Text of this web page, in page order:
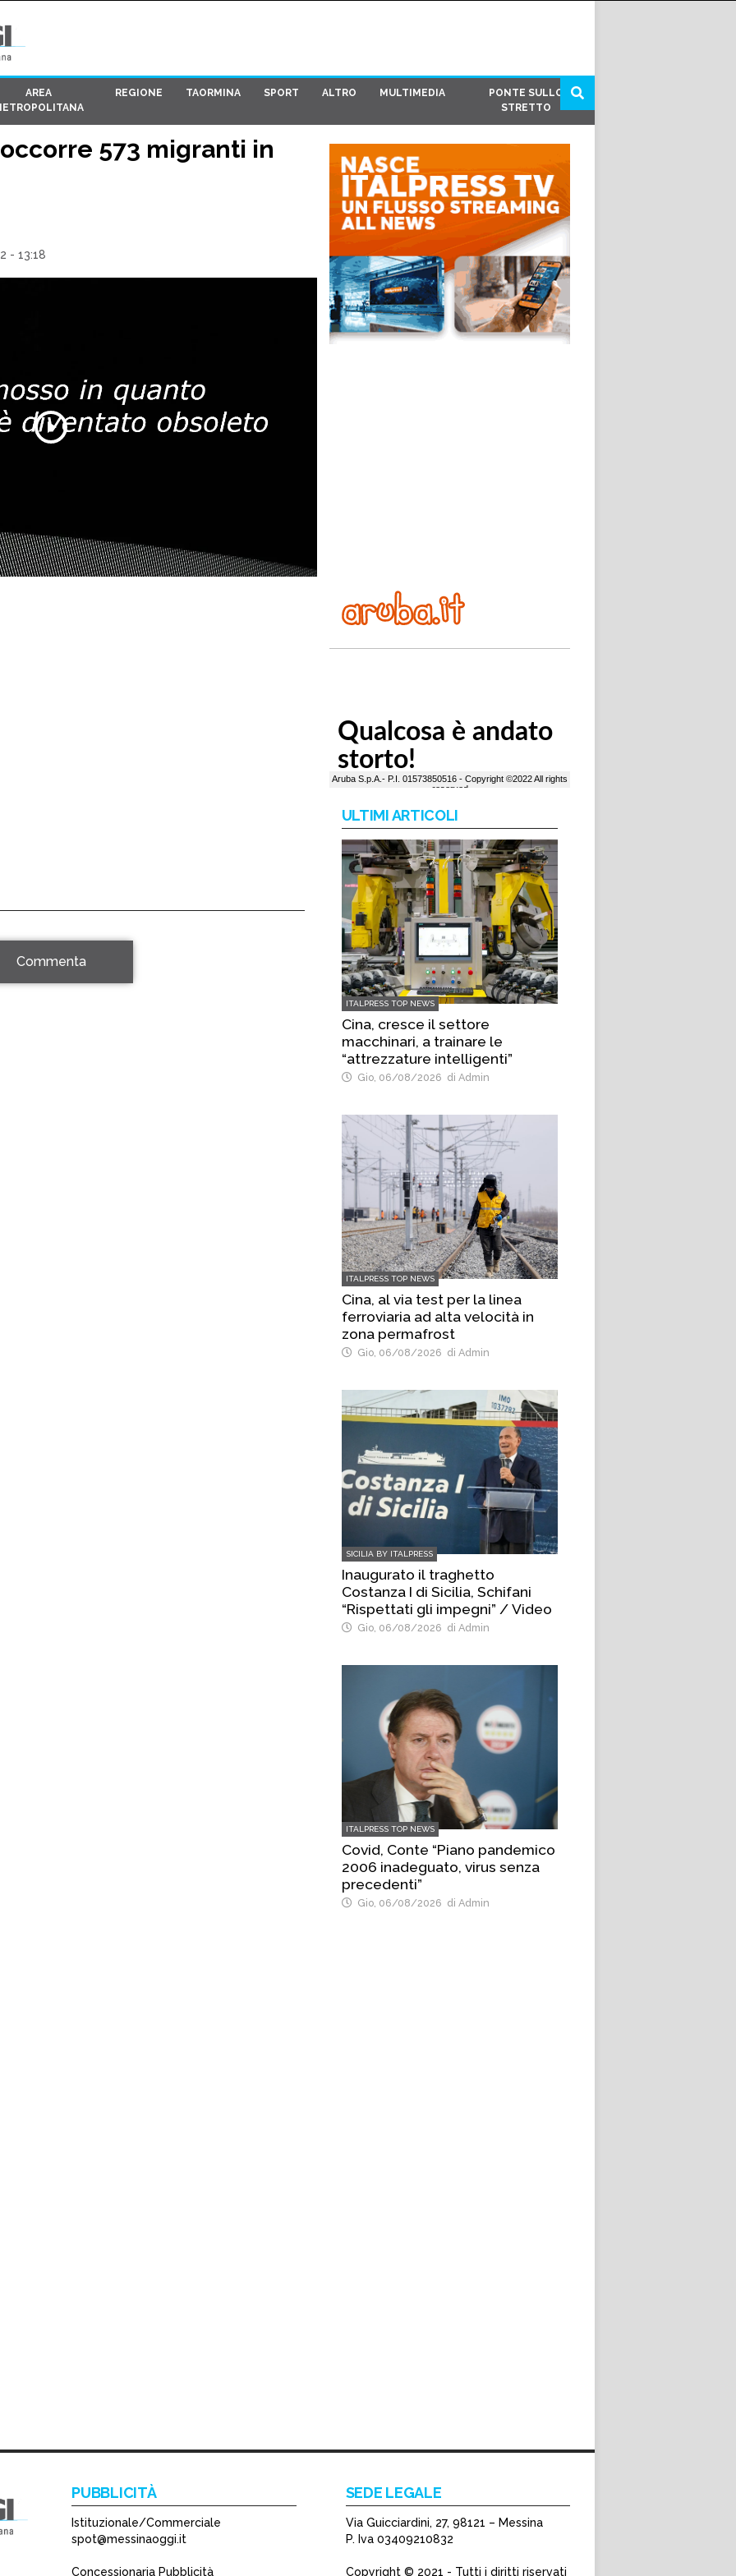
AREA
REGIONE TAORMINA SPORT ALTRO MULTIMEDIA
PONTE SULLO
STRETTO
573 migranti in
- 13:18
Play
Video
Commenta
ULTIMI ARTICOLI
ITALPRESS TOP NEWS
Cina, cresce il settore
macchinari, a trainare le
“attrezzature intelligenti”
Gio, 06/08/2026 di Admin
ITALPRESS TOP NEWS
Cina, al via test per la linea
ferroviaria ad alta velocità in
zona permafrost
Gio, 06/08/2026 di Admin
SICILIA BY ITALPRESS
Inaugurato il traghetto
Costanza I di Sicilia, Schifani
“Rispettati gli impegni” / Video
Gio, 06/08/2026 di Admin
ITALPRESS TOP NEWS
Covid, Conte “Piano pandemico
2006 inadeguato, virus senza
precedenti”
Gio, 06/08/2026 di Admin
PUBBLICITÀ
Istituzionale/Commerciale
spot@messinaoggi.it
Concessionaria Pubblicità
SEDE LEGALE
Via Guicciardini, 27, 98121 – Messina
P. Iva 03409210832
Copyright © 2021 - Tutti i diritti riservati